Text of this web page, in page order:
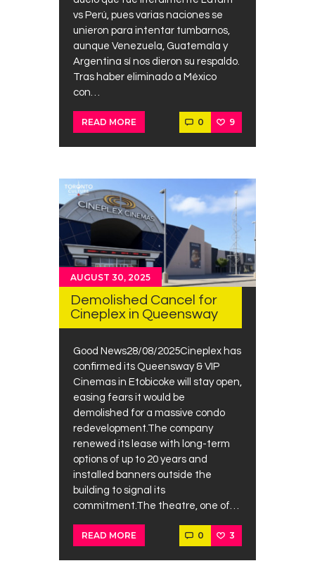
vs Perú, pues varias naciones se
unieron para intentar tumbarnos,
aunque Venezuela, Guatemala y
Argentina sí nos dieron su respaldo.
Tras haber eliminado a México
con…
READ MORE 0 9
AUGUST 30, 2025
Demolished Cancel for
Cineplex in Queensway
Good News28/08/2025Cineplex has
confirmed its Queensway & VIP
Cinemas in Etobicoke will stay open,
easing fears it would be
demolished for a massive condo
redevelopment.The company
renewed its lease with long-term
options of up to 20 years and
installed banners outside the
building to signal its
commitment.The theatre, one of…
READ MORE 0 3